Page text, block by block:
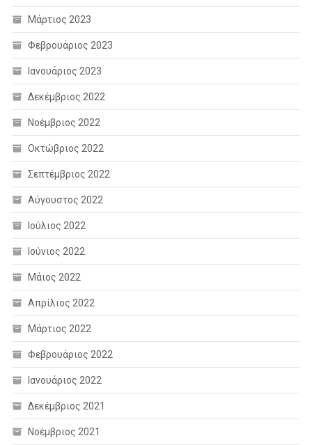
Μάρτιος 2023
Φεβρουάριος 2023
Ιανουάριος 2023
Δεκέμβριος 2022
Νοέμβριος 2022
Οκτώβριος 2022
Σεπτέμβριος 2022
Αύγουστος 2022
Ιούλιος 2022
Ιούνιος 2022
Μάιος 2022
Απρίλιος 2022
Μάρτιος 2022
Φεβρουάριος 2022
Ιανουάριος 2022
Δεκέμβριος 2021
Νοέμβριος 2021